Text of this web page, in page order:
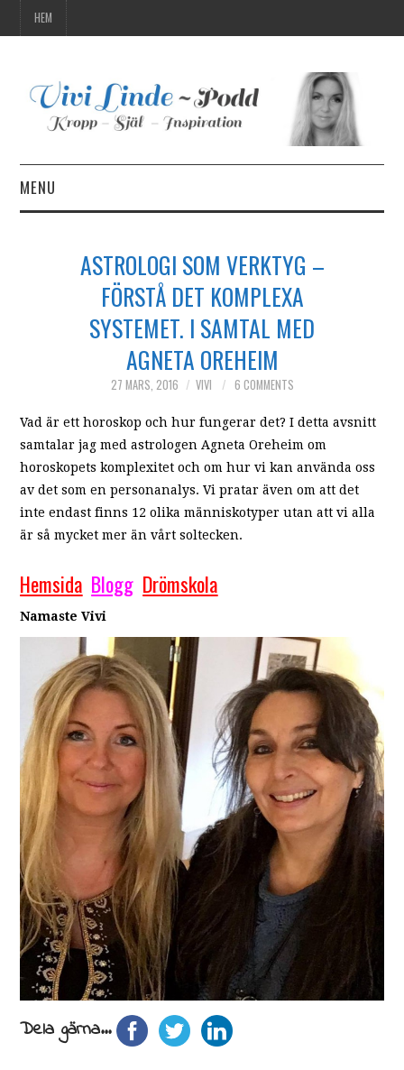
HEM
MENU
ASTROLOGI SOM VERKTYG –
FÖRSTÅ DET KOMPLEXA
SYSTEMET. I SAMTAL MED
AGNETA OREHEIM
27 MARS, 2016 VIVI 6 COMMENTS
Vad är ett horoskop och hur fungerar det? I detta avsnitt
samtalar jag med astrologen Agneta Oreheim om
horoskopets komplexitet och om hur vi kan använda oss
av det som en personanalys. Vi pratar även om att det
inte endast finns 12 olika människotyper utan att vi alla
är så mycket mer än vårt soltecken.
Hemsida Blogg Drömskola
Namaste Vivi
Dela gärna...